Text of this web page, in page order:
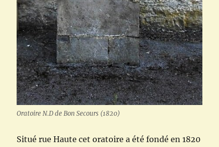
Oratoire N.D de Bon Secours (1820)
Situé rue Haute cet oratoire a été fondé en 1820